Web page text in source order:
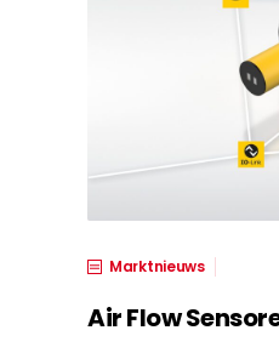
Marktnieuws
Air Flow